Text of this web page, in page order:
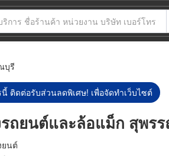
บุรี
ติดต่อรับส่วนลดพิเศษ! เพื่อจัดทำเว็บไซต์
ถยนต์และล้อแม็ก สุพร
นต์